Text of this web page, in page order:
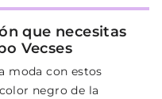
que necesitas
Vecses
moda con estos
negro de la